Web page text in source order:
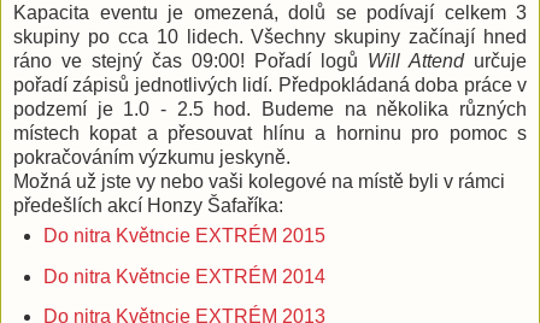
Kapacita eventu je omezená, dolů se podívají celkem 3
skupiny po cca 10 lidech. Všechny skupiny začínají hned
ráno ve stejný čas 09:00! Pořadí logů Will Attendurčuje
pořadí zápisů jednotlivých lidí. Předpokládaná doba práce v
podzemí je 1.0 - 2.5 hod. Budeme na několika různých
místech kopat a přesouvat hlínu a horninu pro pomoc s
pokračováním výzkumu jeskyně.
Možná už jste vy nebo vaši kolegové na místě byli v rámci
předešlích akcí Honzy Šafaříka:
Do nitra Květncie EXTRÉM 2015
Do nitra Květncie EXTRÉM 2014
Do nitra Květncie EXTRÉM 2013